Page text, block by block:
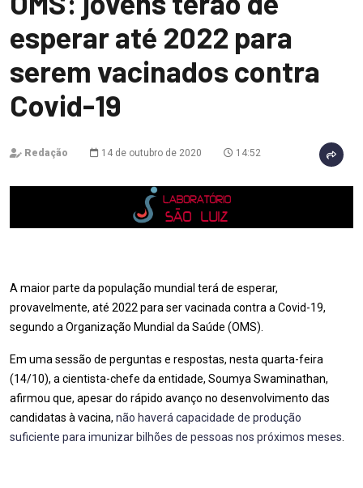
esperar até 2022 para
serem vacinados contra
Covid-19
Redação 14 de outubro de 2020 14:52
A maior parte da população mundial terá de esperar,
provavelmente, até 2022 para ser vacinada contra a Covid-19,
segundo a Organização Mundial da Saúde (OMS).
Em uma sessão de perguntas e respostas, nesta quarta-feira
(14/10), a cientista-chefe da entidade, Soumya Swaminathan,
afirmou que, apesar do rápido avanço no desenvolvimento das
candidatas à vacina, não haverá capacidade de produção
suficiente para imunizar bilhões de pessoas nos próximos meses